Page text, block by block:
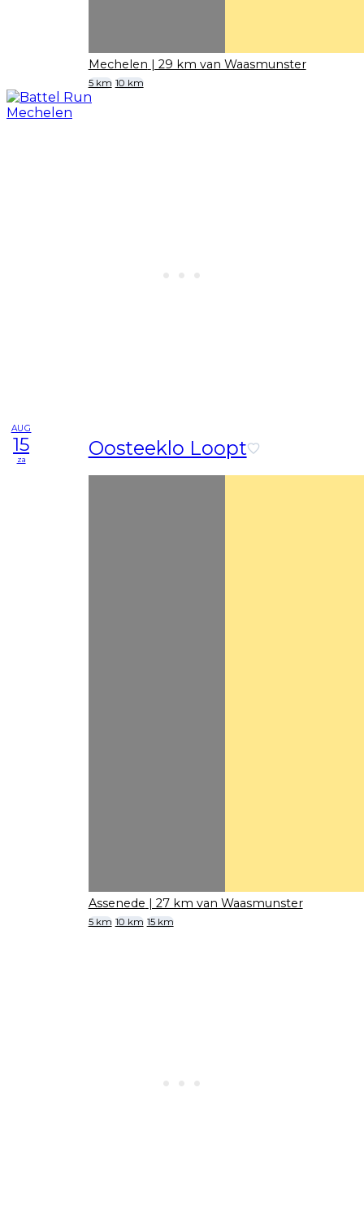
Mechelen | 29 km van Waasmunster
5 km 10 km
AUG
15
za Oosteeklo Loopt
Assenede | 27 km van Waasmunster
5 km 10 km 15 km